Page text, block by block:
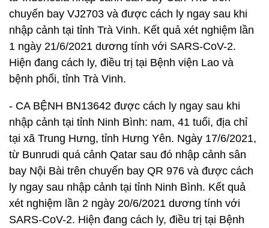
chuyến bay VJ2703 và được cách ly ngay sau khi
nhập cảnh tại tỉnh Trà Vinh. Kết quả xét nghiệm lần
1 ngày 21/6/2021 dương tính với SARS-CoV-2.
Hiện đang cách ly, điều trị tại Bệnh viện Lao và
bệnh phổi, tỉnh Trà Vinh.
- CA BỆNH BN13642 được cách ly ngay sau khi
nhập cảnh tại tỉnh Ninh Bình: nam, 41 tuổi, địa chỉ
tại xã Trung Hưng, tỉnh Hưng Yên. Ngày 17/6/2021,
từ Bunrudi quá cảnh Qatar sau đó nhập cảnh sân
bay Nội Bài trên chuyến bay QR 976 và được cách
ly ngay sau nhập cảnh tại tỉnh Ninh Bình. Kết quả
xét nghiệm lần 2 ngày 20/6/2021 dương tính với
SARS-CoV-2. Hiện đang cách ly, điều trị tại Bệnh